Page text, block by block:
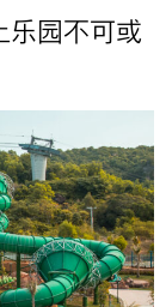
乐园不可或